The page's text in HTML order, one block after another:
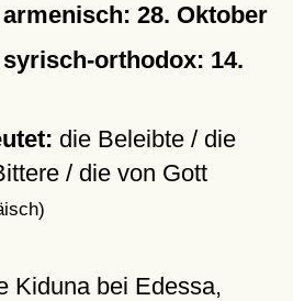
28. Oktober
orthodox: 14.
die Beleibte / die
/ die von Gott
Kiduna bei Edessa,